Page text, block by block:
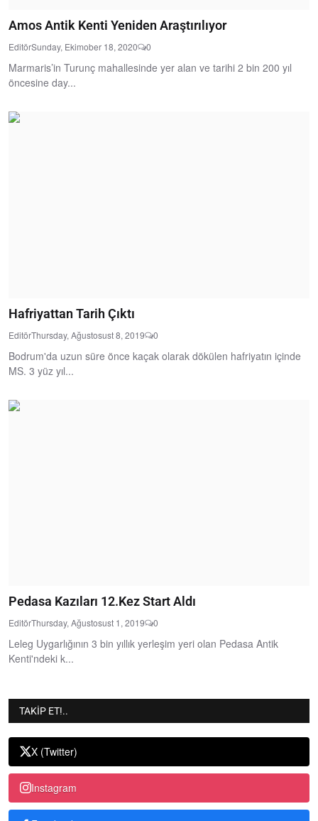
Amos Antik Kenti Yeniden Araştırılıyor
EditörSunday, Ekimober 18, 2020 0
Marmaris’in Turunç mahallesinde yer alan ve tarihi 2 bin 200 yıl
öncesine day...
Hafriyattan Tarih Çıktı
EditörThursday, Ağustosust 8, 2019 0
Bodrum'da uzun süre önce kaçak olarak dökülen hafriyatın içinde
MS. 3 yüz yıl...
Pedasa Kazıları 12.Kez Start Aldı
EditörThursday, Ağustosust 1, 2019 0
Leleg Uygarlığının 3 bin yıllık yerleşim yeri olan Pedasa Antik
Kenti'ndeki k...
TAKIP ET!..
X (Twitter)
Instagram